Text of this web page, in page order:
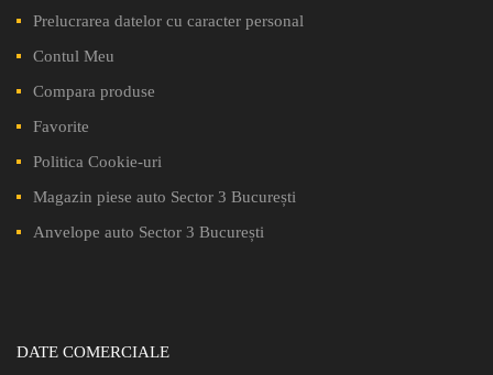
Prelucrarea datelor cu caracter personal
Contul Meu
Compara produse
Favorite
Politica Cookie-uri
Magazin piese auto Sector 3 București
Anvelope auto Sector 3 București
DATE COMERCIALE